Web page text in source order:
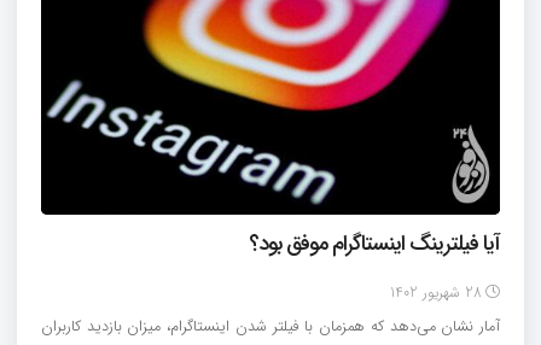
آیا فیلترینگ اینستاگرام موفق بود؟
28 شهریور 1402
آمار نشان می‌دهد که همزمان با فیلتر شدن اینستاگرام، میزان بازدید کاربران